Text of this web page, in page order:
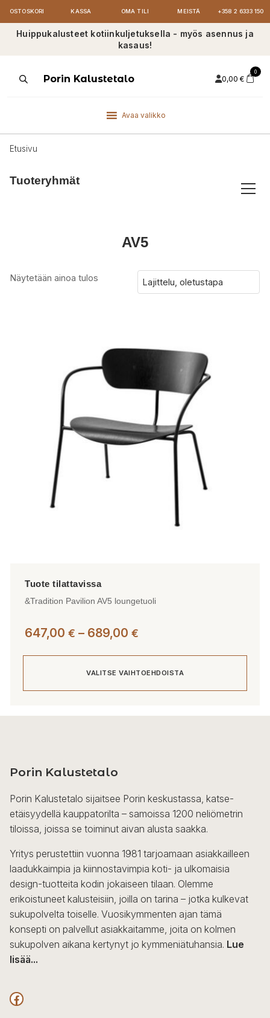
OSTOSKORI KASSA OMA TILI MEISTÄ +358 2 6333 150
Huippukalusteet kotiinkuljetuksella - myös asennus ja
kasaus!
ProductsPorin Kalustetalo 0,00 €
0
Avaa valikko
Etusivu
Tuoteryhmät
AV5
Näytetään ainoa tulos
&Tradition Pavilion AV5 loungetuoli
647,00 € – 689,00 €
689,00 €
VALITSE VAIHTOEHDOISTA
muunnelma.
tehdä
valinnat
tuotteen
sivulla.
Porin Kalustetalo
Porin Kalustetalo sijaitsee Porin keskustassa, katse-
etäisyydellä kauppatorilta – samoissa 1200 neliömetrin
tiloissa, joissa se toiminut aivan alusta saakka.
Yritys perustettiin vuonna 1981 tarjoamaan asiakkailleen
laadukkaimpia ja kiinnostavimpia koti- ja ulkomaisia
design-tuotteita kodin jokaiseen tilaan. Olemme
erikoistuneet kalusteisiin, joilla on tarina – jotka kulkevat
sukupolvelta toiselle. Vuosikymmenten ajan tämä
konsepti on palvellut asiakkaitamme, joita on kolmen
sukupolven aikana kertynyt jo kymmeniätuhansia. Lue
lisää...
F